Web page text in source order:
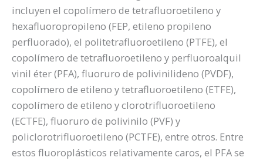
incluyen el copolímero de tetrafluoroetileno y
hexafluoropropileno (FEP, etileno propileno
perfluorado), el politetrafluoroetileno (PTFE), el
copolímero de tetrafluoroetileno y perfluoroalquil
vinil éter (PFA), fluoruro de polivinilideno (PVDF),
copolímero de etileno y tetrafluoroetileno (ETFE),
copolímero de etileno y clorotrifluoroetileno
(ECTFE), fluoruro de polivinilo (PVF) y
policlorotrifluoroetileno (PCTFE), entre otros. Entre
estos fluoroplásticos relativamente caros, el PFA se